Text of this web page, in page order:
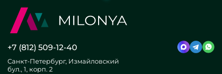
+7 (812) 509-12-40
Санкт-Петербург, Измайловский
бул., 1, корп. 2